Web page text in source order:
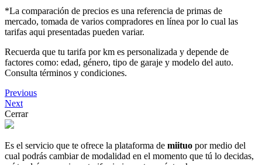
*La comparación de precios es una referencia de primas de
mercado, tomada de varios compradores en línea por lo cual las
tarifas aqui presentadas pueden variar.
Recuerda que tu tarifa por km es personalizada y depende de
factores como: edad, género, tipo de garaje y modelo del auto.
Consulta términos y condiciones.
Previous
Next
Cerrar
Es el servicio que te ofrece la plataforma de miituo por medio del
cual podrás cambiar de modalidad en el momento que tú lo decidas,